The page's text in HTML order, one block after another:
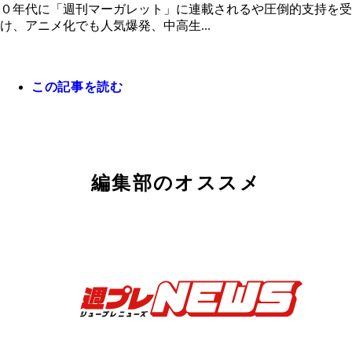
１９７３年から「週刊マーガレット」に連載され
全１８巻のマーガレットコミックス最終巻、貴重
０年代に「週刊マーガレット」に連載されるや圧倒的支持を受
け、アニメ化でも人気爆発、中高生...
この記事を読む
編集部のオススメ